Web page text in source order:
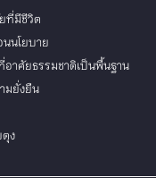
ที่มีชีวิต
นโยบาย
าศัยธรรมชาติเป็นพื้นฐาน
มยั่งยืน
ง